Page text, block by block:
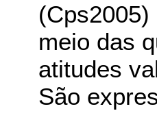
meio das
atitudes
São